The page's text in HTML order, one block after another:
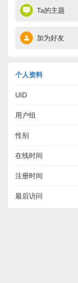
Ta的主题
加为好友
个人资料
UID
用户组
性别
在线时间
注册时间
最后访问